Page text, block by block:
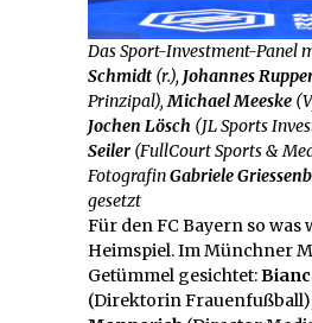
Das Sport-Investment-Panel
Schmidt (r.), Johannes
Prinzipal),Michael Meeske
Jochen Lösch (JL Sports
Seiler (FullCourt Sports &
FotografinGabriele
gesetzt
Für den FC Bayern so was
Heimspiel. Im Münchner
Getümmel gesichtet:
(Direktorin